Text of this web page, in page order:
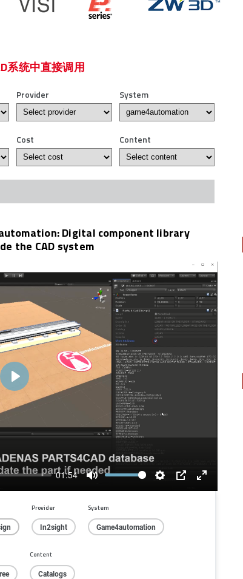
系统中直接调用
Provider System
Cost Content
Digital component library
the CAD system
01:54
Play
Provider
In2sight
System
Game4automation
Content
Catalogs